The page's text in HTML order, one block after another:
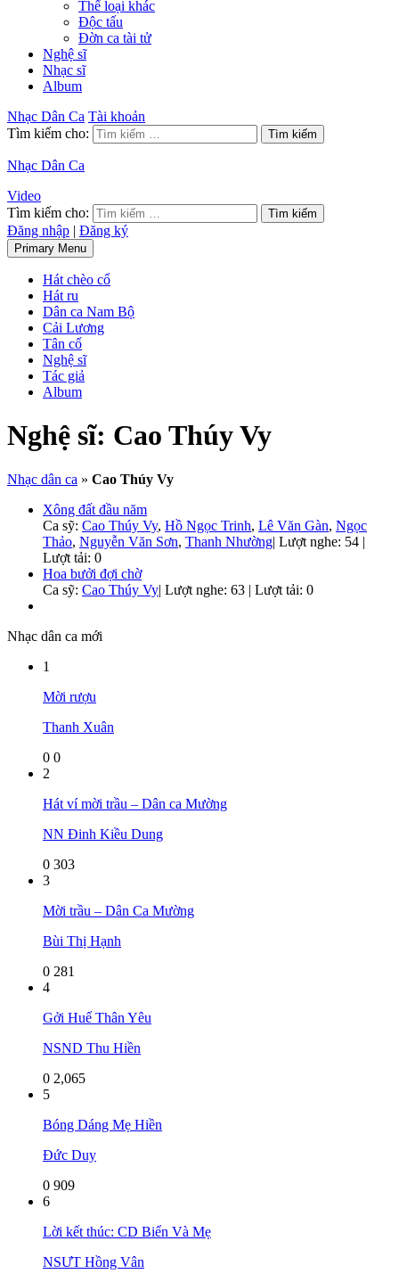
Thể loại khác
Độc tấu
Đờn ca tài tử
Nghệ sĩ
Nhạc sĩ
Album
Nhạc Dân Ca Tài khoản
Tìm kiếm cho:
Nhạc Dân Ca
Video
Tìm kiếm cho:
Đăng nhập | Đăng ký
Primary Menu
Hát chèo cổ
Hát ru
Dân ca Nam Bộ
Cải Lương
Tân cổ
Nghệ sĩ
Tác giả
Album
Nghệ sĩ: Cao Thúy Vy
Nhạc dân ca » Cao Thúy Vy
Xông đất đầu năm
Ca sỹ: Cao Thúy Vy, Hồ Ngọc Trinh, Lê Văn Gàn, Ngọc
Thảo, Nguyễn Văn Sơn, Thanh Nhường| Lượt nghe: 54 |
Lượt tải: 0
Hoa bưởi đợi chờ
Ca sỹ: Cao Thúy Vy| Lượt nghe: 63 | Lượt tải: 0
Nhạc dân ca mới
1
Mời rượu
Thanh Xuân
0 0
2
Hát ví mời trầu – Dân ca Mường
NN Đinh Kiều Dung
0 303
3
Mời trầu – Dân Ca Mường
Bùi Thị Hạnh
0 281
4
Gởi Huế Thân Yêu
NSND Thu Hiền
0 2,065
5
Bóng Dáng Mẹ Hiền
Đức Duy
0 909
6
Lời kết thúc: CD Biển Và Mẹ
NSƯT Hồng Vân